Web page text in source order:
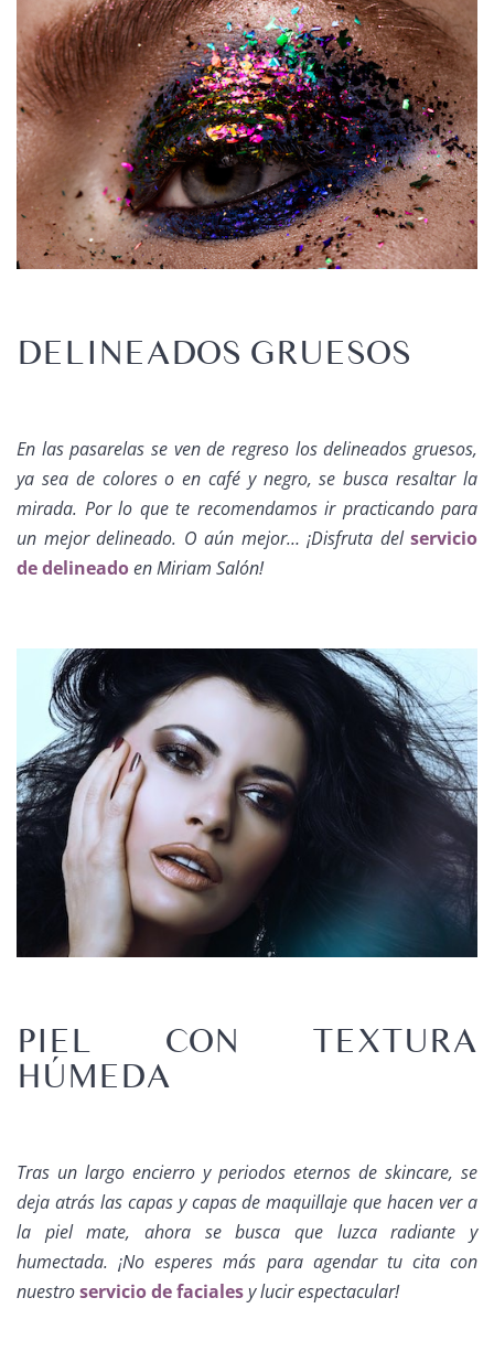
DELINEADOS GRUESOS
En las pasarelas se ven de regreso los delineados gruesos,
ya sea de colores o en café y negro, se busca resaltar la
mirada. Por lo que te recomendamos ir practicando para
un mejor delineado. O aún mejor… ¡Disfruta del servicio
de delineadoen Miriam Salón!
PIEL CON TEXTURA
HÚMEDA
Tras un largo encierro y periodos eternos de skincare, se
deja atrás las capas y capas de maquillaje que hacen ver a
la piel mate, ahora se busca que luzca radiante y
humectada. ¡No esperes más para agendar tu cita con
nuestroservicio de facialesy lucir espectacular!